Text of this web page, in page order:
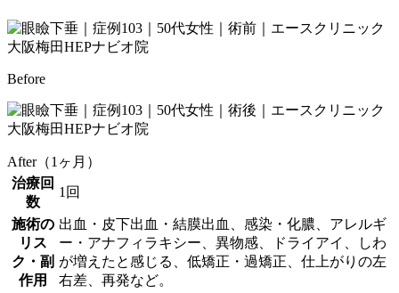
Before
After（1ヶ月）
治療回
数
1回
施術の
リス
ク・副
作用
出血・皮下出血・結膜出血、感染・化膿、アレルギ
ー・アナフィラキシー、異物感、ドライアイ、しわ
が増えたと感じる、低矯正・過矯正、仕上がりの左
右差、再発など。